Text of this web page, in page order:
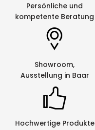
Persönliche und
kompetente Beratung
Showroom,
Ausstellung in Baar
Hochwertige Produkte